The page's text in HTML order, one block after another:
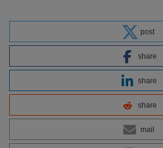
post
share
share
share
mail